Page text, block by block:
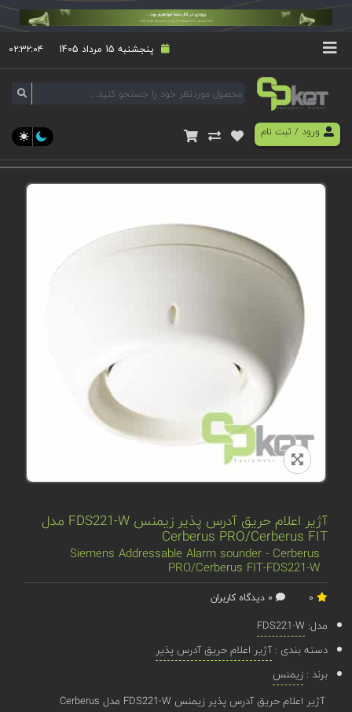
پنجشنبه 15 مرداد 1405 ۰۲:۳۲:۰۴
ورود/ ثبت نام
آژیر اعلام حریق آدرس پذیر زیمنس FDS221-W مدل
Cerberus PRO/Cerberus FIT
Siemens Addressable Alarm sounder - Cerberus
PRO/Cerberus FIT-FDS221-W
مدل: FDS221-W
دسته بندی :آژیر اعلام حریق آدرس پذیر
برند :زیمنس
آژیر اعلام حریق آدرس پذیر زیمنس FDS221-W مدل Cerberus